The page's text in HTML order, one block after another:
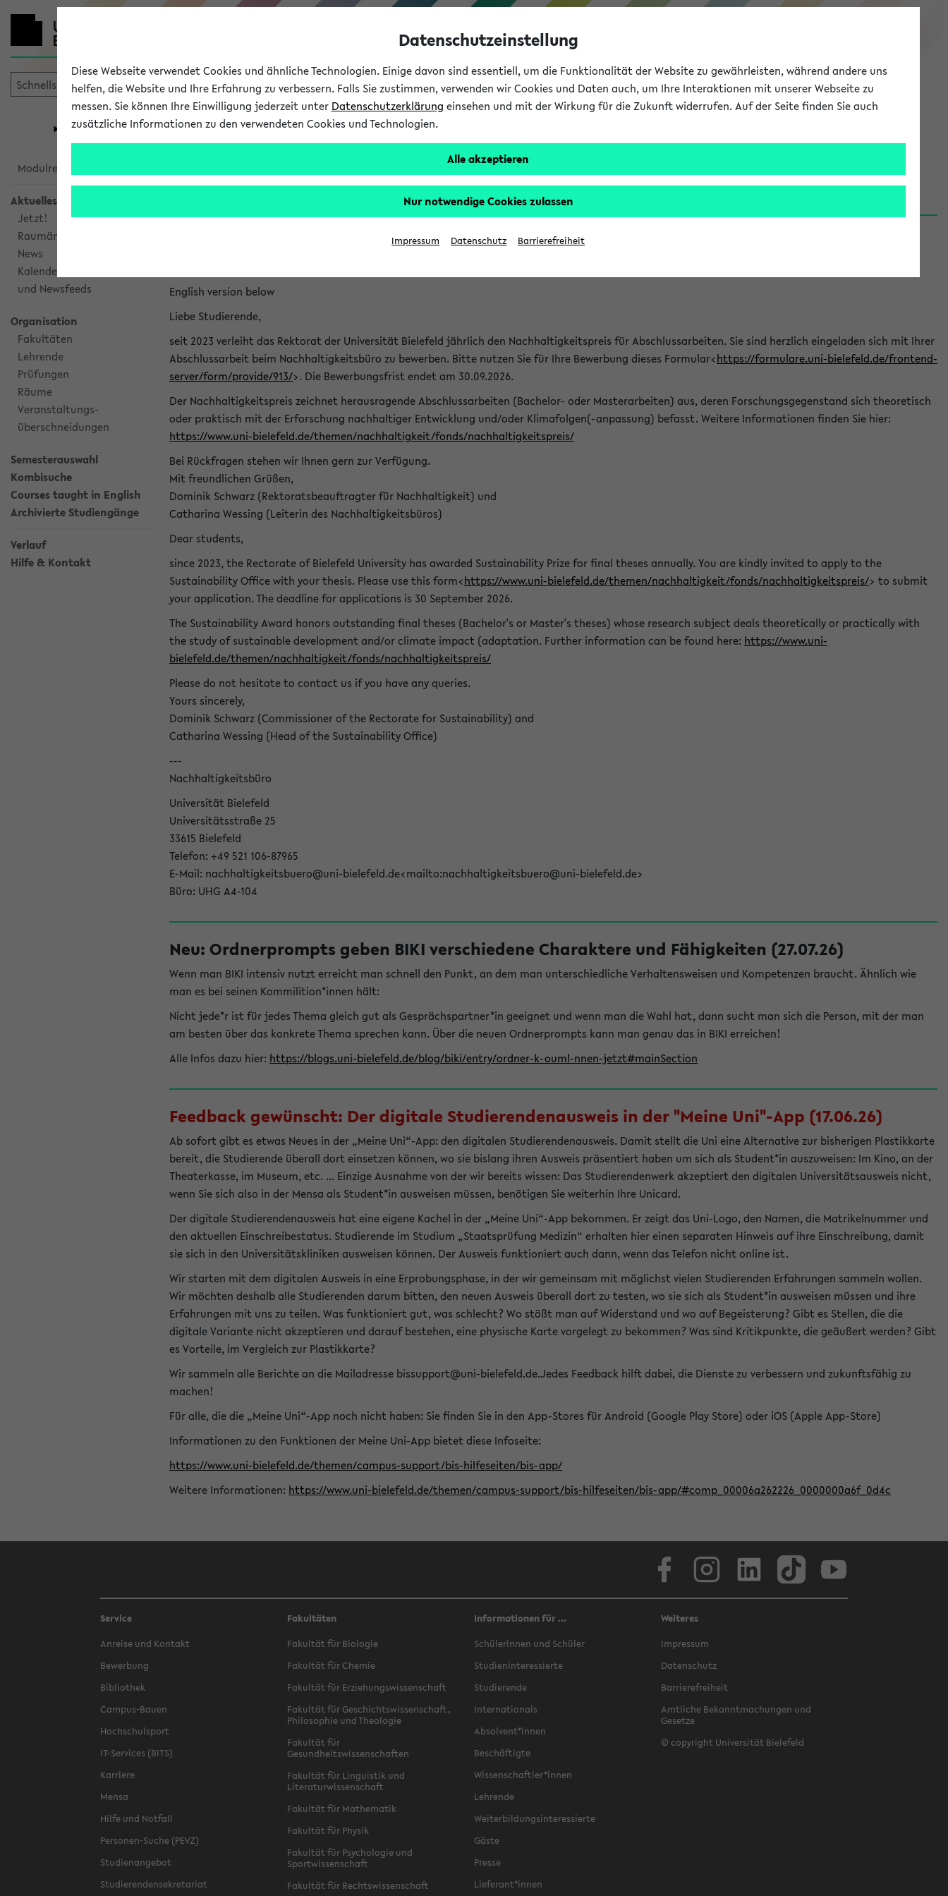
eKVV
Universität Forschung Studium
eKVV
Modulrecherche
Aktuelles
Jetzt!
Raumänderungen
News
Kalenderintegration
und Newsfeeds
Organisation
Fakultäten
Lehrende
Prüfungen
Räume
Veranstaltungs-
überschneidungen
Semesterauswahl
Kombisuche
Courses taught in English
Archivierte Studiengänge
Verlauf
Hilfe & Kontakt
eKVV News
Nachhaltigkeitspreis 2026: Bewerbungsphase gestartet (06.08.26)
English version below
Liebe Studierende,
seit 2023 verleiht das Rektorat der Universität Bielefeld jährlich den Nachhaltigkeitspreis für Abschlussarbeiten. Sie sind herzlich eingeladen sich mit Ihrer
Abschlussarbeit beim Nachhaltigkeitsbüro zu bewerben. Bitte nutzen Sie für Ihre Bewerbung dieses Formular<https://formulare.uni-bielefeld.de/frontend-
server/form/provide/913/>. Die Bewerbungsfrist endet am 30.09.2026.
Der Nachhaltigkeitspreis zeichnet herausragende Abschlussarbeiten (Bachelor- oder Masterarbeiten) aus, deren Forschungsgegenstand sich theoretisch
oder praktisch mit der Erforschung nachhaltiger Entwicklung und/oder Klimafolgen(-anpassung) befasst. Weitere Informationen finden Sie hier:
https://www.uni-bielefeld.de/themen/nachhaltigkeit/fonds/nachhaltigkeitspreis/
Bei Rückfragen stehen wir Ihnen gern zur Verfügung.
Mit freundlichen Grüßen,
Dominik Schwarz (Rektoratsbeauftragter für Nachhaltigkeit) und
Catharina Wessing (Leiterin des Nachhaltigkeitsbüros)
Dear students,
since 2023, the Rectorate of Bielefeld University has awarded Sustainability Prize for final theses annually. You are kindly invited to apply to the
Sustainability Office with your thesis. Please use this form<https://www.uni-bielefeld.de/themen/nachhaltigkeit/fonds/nachhaltigkeitspreis/> to submit
your application. The deadline for applications is 30 September 2026.
The Sustainability Award honors outstanding final theses (Bachelor's or Master's theses) whose research subject deals theoretically or practically with
the study of sustainable development and/or climate impact (adaptation. Further information can be found here: https://www.uni-
bielefeld.de/themen/nachhaltigkeit/fonds/nachhaltigkeitspreis/
Please do not hesitate to contact us if you have any queries.
Yours sincerely,
Dominik Schwarz (Commissioner of the Rectorate for Sustainability) and
Catharina Wessing (Head of the Sustainability Office)
---
Nachhaltigkeitsbüro
Universität Bielefeld
Universitätsstraße 25
33615 Bielefeld
Telefon: +49 521 106-87965
E-Mail: nachhaltigkeitsbuero@uni-bielefeld.de<mailto:nachhaltigkeitsbuero@uni-bielefeld.de>
Büro: UHG A4-104
Neu: Ordnerprompts geben BIKI verschiedene Charaktere und Fähigkeiten (27.07.26)
Wenn man BIKI intensiv nutzt erreicht man schnell den Punkt, an dem man unterschiedliche Verhaltensweisen und Kompetenzen braucht. Ähnlich wie
man es bei seinen Kommilition*innen hält:
Nicht jede*r ist für jedes Thema gleich gut als Gesprächspartner*in geeignet und wenn man die Wahl hat, dann sucht man sich die Person, mit der man
am besten über das konkrete Thema sprechen kann. Über die neuen Ordnerprompts kann man genau das in BIKI erreichen!
Alle Infos dazu hier: https://blogs.uni-bielefeld.de/blog/biki/entry/ordner-k-ouml-nnen-jetzt#mainSection
Feedback gewünscht: Der digitale Studierendenausweis in der "Meine Uni"-App (17.06.26)
Ab sofort gibt es etwas Neues in der „Meine Uni“-App: den digitalen Studierendenausweis. Damit stellt die Uni eine Alternative zur bisherigen Plastikkarte
bereit, die Studierende überall dort einsetzen können, wo sie bislang ihren Ausweis präsentiert haben um sich als Student*in auszuweisen: Im Kino, an der
Theaterkasse, im Museum, etc. ... Einzige Ausnahme von der wir bereits wissen: Das Studierendenwerk akzeptiert den digitalen Universitätsausweis nicht,
wenn Sie sich also in der Mensa als Student*in ausweisen müssen, benötigen Sie weiterhin Ihre Unicard.
Der digitale Studierendenausweis hat eine eigene Kachel in der „Meine Uni“-App bekommen. Er zeigt das Uni-Logo, den Namen, die Matrikelnummer und
den aktuellen Einschreibestatus. Studierende im Studium „Staatsprüfung Medizin“ erhalten hier einen separaten Hinweis auf ihre Einschreibung, damit
sie sich in den Universitätskliniken ausweisen können. Der Ausweis funktioniert auch dann, wenn das Telefon nicht online ist.
Wir starten mit dem digitalen Ausweis in eine Erprobungsphase, in der wir gemeinsam mit möglichst vielen Studierenden Erfahrungen sammeln wollen.
Wir möchten deshalb alle Studierenden darum bitten, den neuen Ausweis überall dort zu testen, wo sie sich als Student*in ausweisen müssen und ihre
Erfahrungen mit uns zu teilen. Was funktioniert gut, was schlecht? Wo stößt man auf Widerstand und wo auf Begeisterung? Gibt es Stellen, die die
digitale Variante nicht akzeptieren und darauf bestehen, eine physische Karte vorgelegt zu bekommen? Was sind Kritikpunkte, die geäußert werden? Gibt
es Vorteile, im Vergleich zur Plastikkarte?
Wir sammeln alle Berichte an die Mailadresse bissupport@uni-bielefeld.de.Jedes Feedback hilft dabei, die Dienste zu verbessern und zukunftsfähig zu
machen!
Für alle, die die „Meine Uni“-App noch nicht haben: Sie finden Sie in den App-Stores für Android (Google Play Store) oder iOS (Apple App-Store)
Informationen zu den Funktionen der Meine Uni-App bietet diese Infoseite:
https://www.uni-bielefeld.de/themen/campus-support/bis-hilfeseiten/bis-app/
Weitere Informationen: https://www.uni-bielefeld.de/themen/campus-support/bis-hilfeseiten/bis-app/#comp_00006a262226_0000000a6f_0d4c
Service
Anreise und Kontakt
Bewerbung
Bibliothek
Campus-Bauen
Hochschulsport
IT-Services (BITS)
Karriere
Mensa
Hilfe und Notfall
Personen-Suche (PEVZ)
Studienangebot
Studierendensekretariat
Fakultäten
Fakultät für Biologie
Fakultät für Chemie
Fakultät für Erziehungswissenschaft
Fakultät für Geschichtswissenschaft,
Philosophie und Theologie
Fakultät für
Gesundheitswissenschaften
Fakultät für Linguistik und
Literaturwissenschaft
Fakultät für Mathematik
Fakultät für Physik
Fakultät für Psychologie und
Sportwissenschaft
Fakultät für Rechtswissenschaft
Informationen für ...
Schülerinnen und Schüler
Studieninteressierte
Studierende
Internationals
Absolvent*innen
Beschäftigte
Wissenschaftler*innen
Lehrende
Weiterbildungsinteressierte
Gäste
Presse
Lieferant*innen
Weiteres
Impressum
Datenschutz
Barrierefreiheit
Amtliche Bekanntmachungen und
Gesetze
© copyright Universität Bielefeld
Datenschutzeinstellung
Diese Webseite verwendet Cookies und ähnliche Technologien. Einige davon sind essentiell, um die Funktionalität der Website zu gewährleisten, während andere uns
helfen, die Website und Ihre Erfahrung zu verbessern. Falls Sie zustimmen, verwenden wir Cookies und Daten auch, um Ihre Interaktionen mit unserer Webseite zu
messen. Sie können Ihre Einwilligung jederzeit unter Datenschutzerklärung einsehen und mit der Wirkung für die Zukunft widerrufen. Auf der Seite finden Sie auch
zusätzliche Informationen zu den verwendeten Cookies und Technologien.
Alle akzeptieren
Nur notwendige Cookies zulassen
Impressum Datenschutz Barrierefreiheit